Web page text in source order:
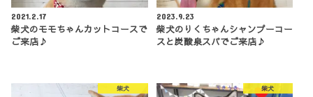
2021.2.17
柴犬のモモちゃんカットコースで
ご来店♪
2023.9.23
柴犬のりくちゃんシャンプーコー
スと炭酸泉スパでご来店♪
柴犬 柴犬